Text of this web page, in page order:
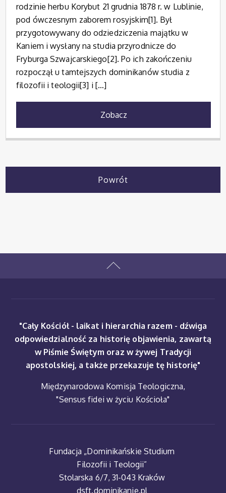
rodzinie herbu Korybut 21 grudnia 1878 r. w Lublinie,
pod ówczesnym zaborem rosyjskim[1]. Był
przygotowywany do odziedziczenia majątku w
Kaniem i wysłany na studia przyrodnicze do
Fryburga Szwajcarskiego[2]. Po ich zakończeniu
rozpoczął u tamtejszych dominikanów studia z
filozofii i teologii[3] i […]
Zobacz
Powrót
"Cały Kościół - laikat i hierarchia razem - dźwiga
odpowiedzialność za historię objawienia, zawartą
w Piśmie Świętym oraz w żywej Tradycji
apostolskiej, a także przekazuje tę historię"
Międzynarodowa Komisja Teologiczna,
"Sensus fidei w życiu Kościoła"
Fundacja „Dominikańskie Studium
Filozofii i Teologii”
Stolarska 6/7, 31-043 Kraków
dsft.dominikanie.pl